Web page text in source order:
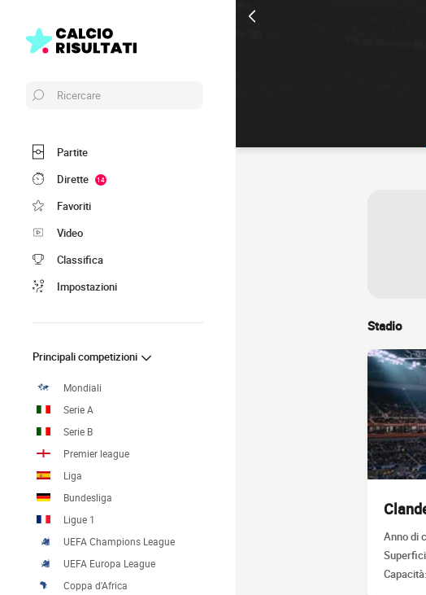
Ricercare
Partite
Dirette
14
Favoriti
Video
Classifica
Impostazioni
Principali competizioni
Mondiali
Serie A
Serie B
Premier league
Liga
Bundesliga
Ligue 1
UEFA Champions League
UEFA Europa League
Coppa d'Africa
Stadio
Anno di
Capacità: